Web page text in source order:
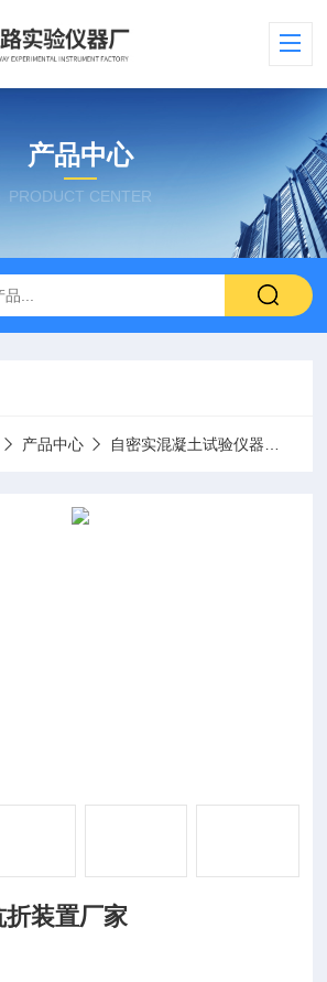
产品中心
PRODUCT CENTER
产品中心 自密实混凝土试验仪器
装置厂家